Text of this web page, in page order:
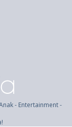
- Entertainment -